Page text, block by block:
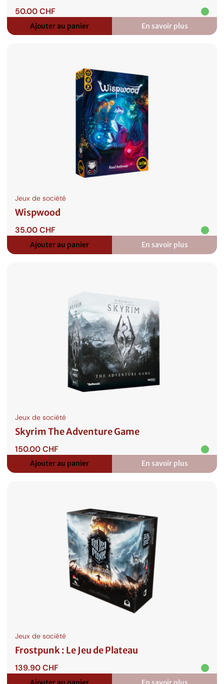
50.00CHF
Ajouter au panier En savoir plus
:
Diluvium
Jeux de société
Wispwood
35.00CHF
Ajouter au panier En savoir plus
:
Wispwood
Jeux de société
Skyrim The Adventure Game
150.00CHF
Ajouter au panier En savoir plus
:
Skyrim
Jeux de société
Frostpunk : Le Jeu de Plateau
139.90CHF